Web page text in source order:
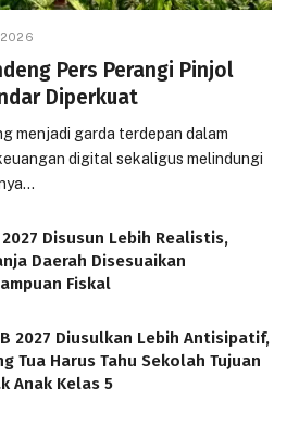
Pers Perangi Pinjol
Diperkuat
menjadi garda terdepan dalam
digital sekaligus melindungi
2027 Disusun Lebih Realistis,
Daerah Disesuaikan
Fiskal
2027 Diusulkan Lebih Antisipatif,
Tua Harus Tahu Sekolah Tujuan
Anak Kelas 5